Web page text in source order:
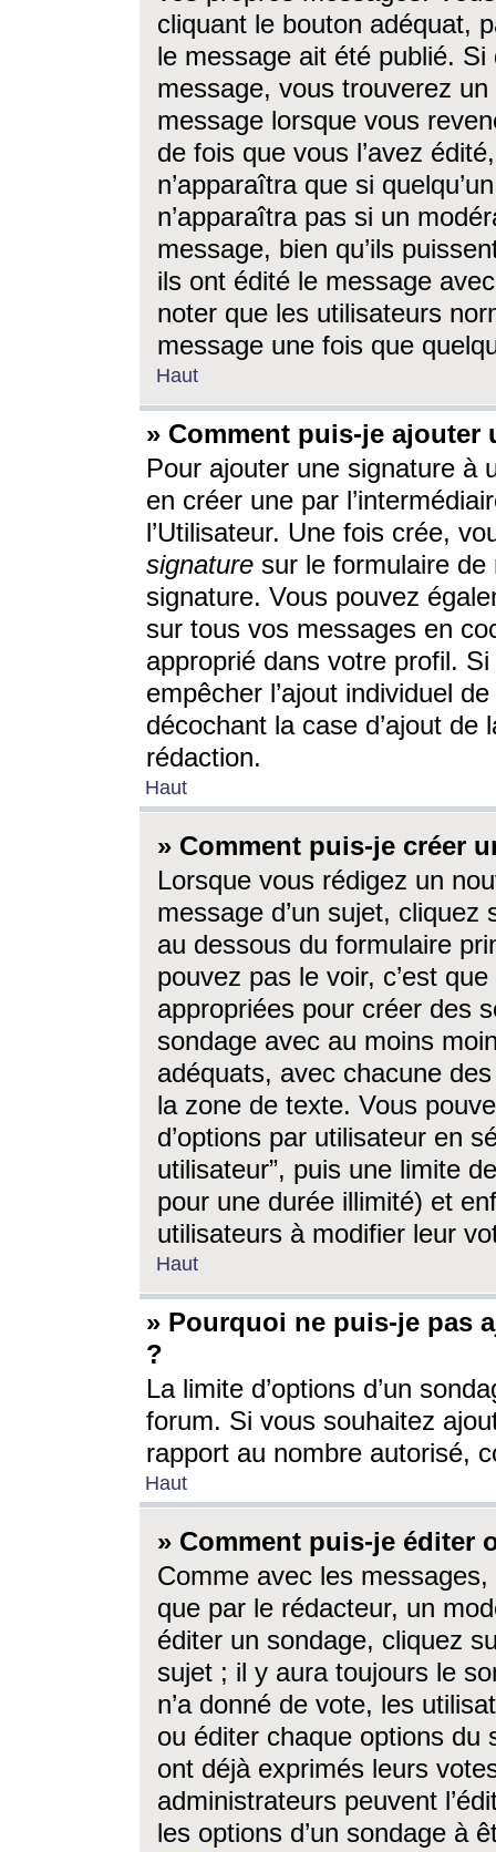
cliquant le bouton adéquat,
le message ait été publié. Si
message, vous trouverez
message lorsque vous
de fois que vous l’avez
n’apparaîtra que si
n’apparaîtra pas si un
message, bien qu’ils
ils ont édité le message
noter que les utilisateurs
message une fois que
Haut
» Comment puis-je ajouter
Pour ajouter une signature à
en créer une par
l’Utilisateur. Une fois crée,
signature sur le formulaire de
signature. Vous pouvez
sur tous vos messages en
approprié dans votre profil.
empêcher l’ajout individuel
décochant la case d’ajout
rédaction.
Haut
» Comment puis-je créer
Lorsque vous rédigez un
message d’un sujet, cliquez
au dessous du formulaire
pouvez pas le voir, c’est
appropriées pour créer des
sondage avec au moins
adéquats, avec chacune
la zone de texte. Vous
d’options par utilisateur en
utilisateur”, puis une limite
pour une durée illimité) et
utilisateurs à modifier leur
Haut
» Pourquoi ne puis-je pas
?
La limite d’options d’un
forum. Si vous souhaitez
rapport au nombre autorisé,
Haut
» Comment puis-je éditer
Comme avec les
que par le rédacteur, un
éditer un sondage, cliquez
sujet ; il y aura toujours le
n’a donné de vote, les
ou éditer chaque options du
ont déjà exprimés leurs
administrateurs peuvent
les options d’un sondage à